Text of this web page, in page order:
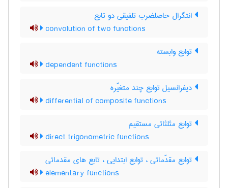
انتگرال حاصلضرب تلفیقی دو تابع
convolution of two functions
توابع وابسته
dependent functions
دیفرانسیل توابع چند متغیّره
differential of composite functions
توابع مثلثاتی مستقیم
direct trigonometric functions
توابع مقدّماتی ، توابع ابتدایی ، تابع های مقدماتی
elementary functions